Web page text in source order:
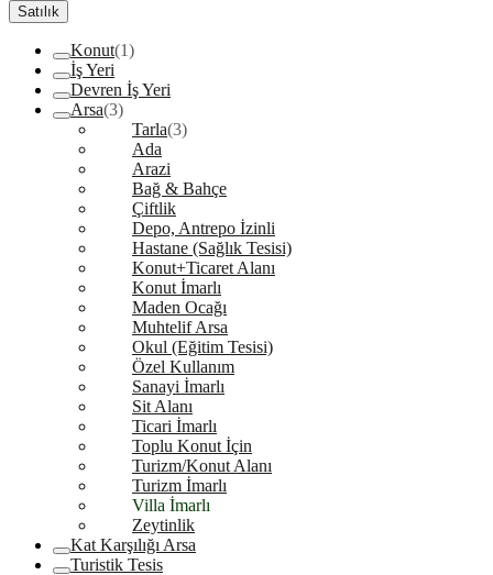
Satılık
Konut(1)
İş Yeri
Devren İş Yeri
Arsa(3)
Tarla(3)
Ada
Arazi
Bağ & Bahçe
Çiftlik
Depo, Antrepo İzinli
Hastane (Sağlık Tesisi)
Konut+Ticaret Alanı
Konut İmarlı
Maden Ocağı
Muhtelif Arsa
Okul (Eğitim Tesisi)
Özel Kullanım
Sanayi İmarlı
Sit Alanı
Ticari İmarlı
Toplu Konut İçin
Turizm/Konut Alanı
Turizm İmarlı
Villa İmarlı
Zeytinlik
Kat Karşılığı Arsa
Turistik Tesis